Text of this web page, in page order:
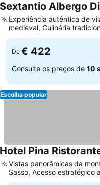
Sextantio Albergo
Experiência autêntica de
medieval, Culinária
Abruzzo
De € 422
Consulte os preços de 10
Escolha popular
Hotel Pina
Vistas panorâmicas da
Sasso, Acesso estratégico
Nacional do Gran Sasso